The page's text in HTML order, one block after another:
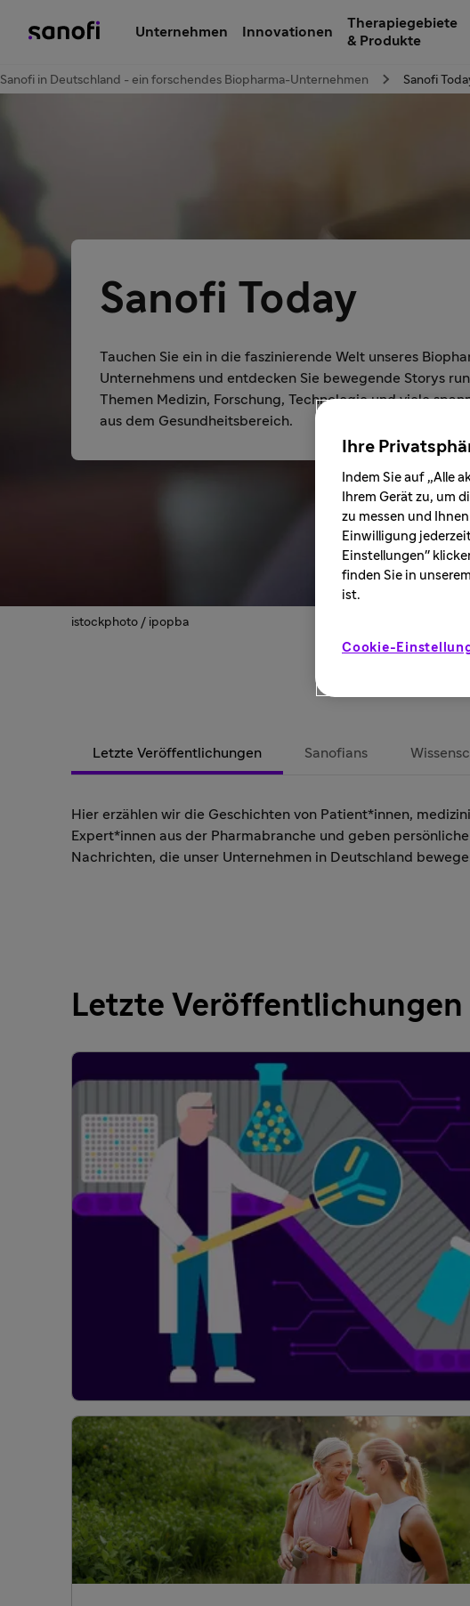
Unternehmen Innovationen
Therapiegebiete
& Produkte
Sanofi in Deutschland - ein forschendes Biopharma-Unternehmen Sanofi
istockphoto / ipopba
Sanofi Today
Tauchen Sie ein in die faszinierende Welt unseres
Unternehmens und entdecken Sie bewegende Storys
Themen Medizin, Forschung, Technologie und viele
aus dem Gesundheitsbereich.
Letzte Veröffentlichungen Sanofians
Hier erzählen wir die Geschichten von Patient*innen,
Expert*innen aus der Pharmabranche und geben
Nachrichten, die unser Unternehmen in Deutschland
Letzte Veröffentlichungen
Ihre
Indem Sie auf „Alle
Ihrem Gerät zu, um
zu messen und
Einwilligung
Einstellungen"
finden Sie in
ist.
Cookie-